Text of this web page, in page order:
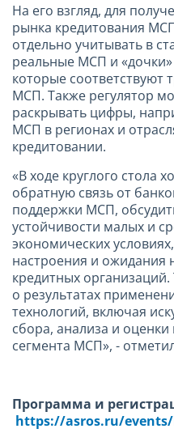
На его взгляд, для
рынка кредитования
отдельно учитывать в
реальные МСП и
которые соответствуют
МСП. Также регулятор
раскрывать цифры,
МСП в регионах и
кредитовании.
«В ходе круглого стола
обратную связь от
поддержки МСП,
устойчивости малых и
экономических
настроения и
кредитных
о результатах
технологий, включая
сбора, анализа и
сегмента МСП», -
Программа и
https://asros.ru/events/